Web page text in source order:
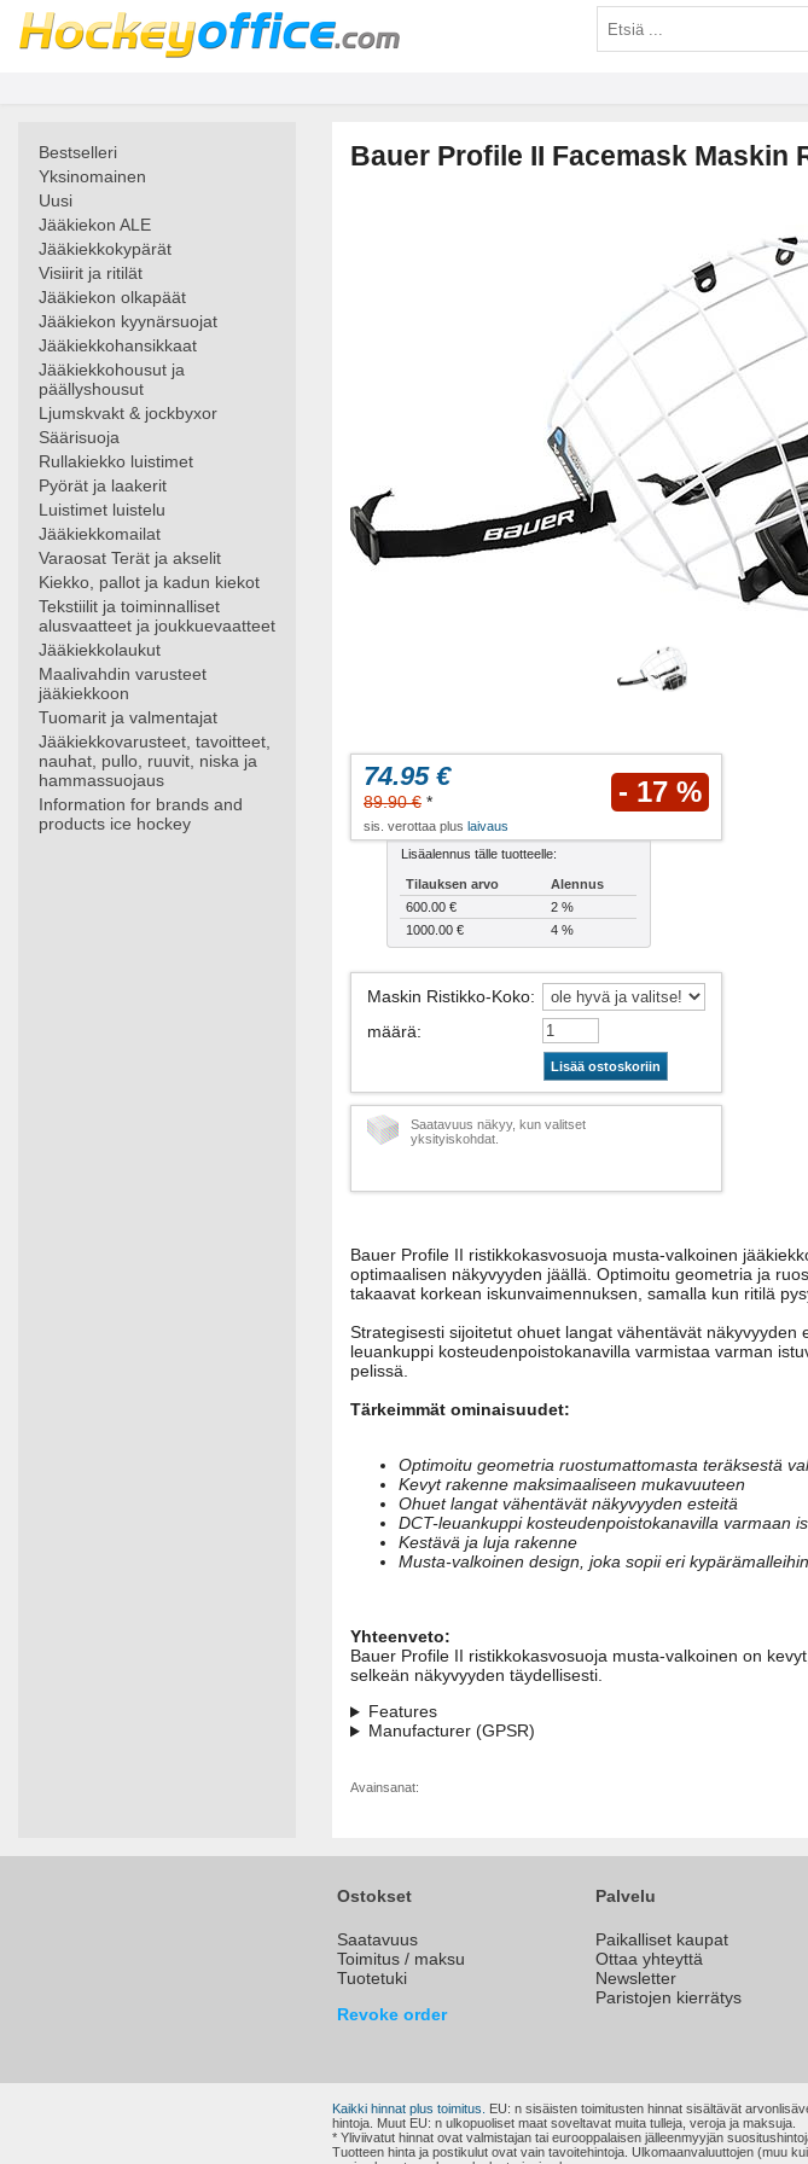
Bestselleri
Yksinomainen
Uusi
Jääkiekon ALE
Jääkiekkokypärät
Visiirit ja ritilät
Jääkiekon olkapäät
Jääkiekon kyynärsuojat
Jääkiekkohansikkaat
Jääkiekkohousut ja
päällyshousut
Ljumskvakt & jockbyxor
Säärisuoja
Rullakiekko luistimet
Pyörät ja laakerit
Luistimet luistelu
Jääkiekkomailat
Varaosat Terät ja akselit
Kiekko, pallot ja kadun kiekot
Tekstiilit ja toiminnalliset
alusvaatteet ja joukkuevaatteet
Jääkiekkolaukut
Maalivahdin varusteet
jääkiekkoon
Tuomarit ja valmentajat
Jääkiekkovarusteet, tavoitteet,
nauhat, pullo, ruuvit, niska ja
hammassuojaus
Information for brands and
products ice hockey
Bauer Profile II Facemask Maskin
74.95 €
89.90 € * - 17 %
sis. verottaa plus laivaus
Lisäalennus tälle tuotteelle:
Tilauksen arvo
Alennus
600.00 €
2 %
1000.00 €
4 %
Maskin Ristikko-Koko:
määrä:
Lisää ostoskoriin
Saatavuus näkyy, kun valitset
yksityiskohdat.
Bauer Profile II ristikkokasvosuoja musta-valkoinen
optimaalisen näkyvyyden jäällä. Optimoitu geometria ja
takaavat korkean iskunvaimennuksen, samalla kun ritilä
Strategisesti sijoitetut ohuet langat vähentävät
leuankuppi kosteudenpoistokanavilla varmistaa varman
pelissä.
Tärkeimmät ominaisuudet:
Optimoitu geometria ruostumattomasta teräksestä
Kevyt rakenne maksimaaliseen mukavuuteen
Ohuet langat vähentävät näkyvyyden esteitä
DCT-leuankuppi kosteudenpoistokanavilla varmaan
Kestävä ja luja rakenne
Musta-valkoinen design, joka sopii eri kypärämalleihin
Yhteenveto:
Bauer Profile II ristikkokasvosuoja musta-valkoinen on
selkeän näkyvyyden täydellisesti.
Features
Manufacturer (GPSR)
Avainsanat:
Ostokset
Saatavuus
Toimitus / maksu
Tuotetuki
Revoke order
Palvelu
Paikalliset kaupat
Ottaa yhteyttä
Newsletter
Paristojen kierrätys
Kaikki hinnat plus toimitus. EU: n sisäisten toimitusten hinnat sisältävät
hintoja. Muut EU: n ulkopuoliset maat soveltavat muita tulleja, veroja ja maksuja.
* Yliviivatut hinnat ovat valmistajan tai eurooppalaisen jälleenmyyjän
Tuotteen hinta ja postikulut ovat vain tavoitehintoja. Ulkomaanvaluuttojen (muu